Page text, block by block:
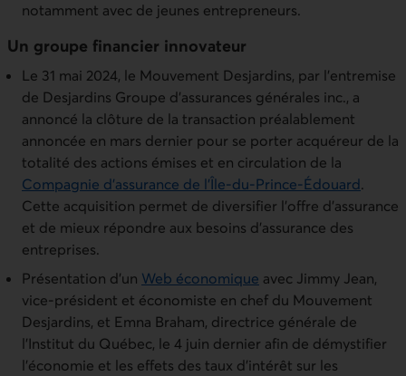
notamment avec de jeunes entrepreneurs.
Un groupe financier innovateur
Le 31 mai 2024, le Mouvement Desjardins, par l'entremise
de Desjardins Groupe d'assurances générales inc., a
annoncé la clôture de la transaction préalablement
annoncée en mars dernier pour se porter acquéreur de la
totalité des actions émises et en circulation de la
Compagnie d'assurance de l'Île-du-Prince-Édouard.
Cette acquisition permet de diversifier l'offre d’assurance
et de mieux répondre aux besoins d'assurance des
entreprises.
Présentation d'un Web économique avec Jimmy Jean,
vice-président et économiste en chef du Mouvement
Desjardins, et Emna Braham, directrice générale de
l'Institut du Québec, le 4 juin dernier afin de démystifier
l'économie et les effets des taux d'intérêt sur les